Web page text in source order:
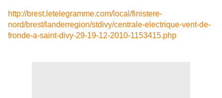
http://brest.letelegramme.com/local/finistere-
nord/brest/landerregion/stdivy/centrale-electrique-vent-de-
fronde-a-saint-divy-29-19-12-2010-1153415.php